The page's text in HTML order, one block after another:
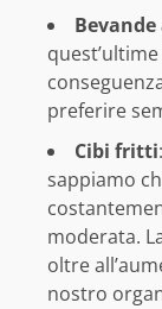
preferire
Cibi fritti
sappiamo
moderata.
oltre
nostro